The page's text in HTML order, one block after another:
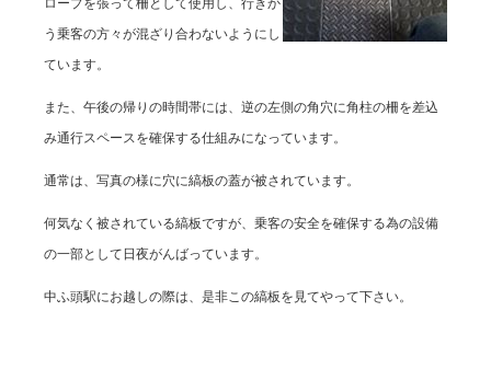
ロープを張って柵として使用し、行きか
う乗客の方々が混ざり合わないようにし
ています。
また、午後の帰りの時間帯には、逆の左側の角穴に角柱の柵を差込
み通行スペースを確保する仕組みになっています。
通常は、写真の様に穴に縞板の蓋が被されています。
何気なく被されている縞板ですが、乗客の安全を確保する為の設備
の一部として日夜がんばっています。
中ふ頭駅にお越しの際は、是非この縞板を見てやって下さい。